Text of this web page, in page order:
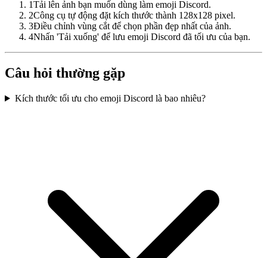
1Tải lên ảnh bạn muốn dùng làm emoji Discord.
2Công cụ tự động đặt kích thước thành 128x128 pixel.
3Điều chỉnh vùng cắt để chọn phần đẹp nhất của ảnh.
4Nhấn 'Tải xuống' để lưu emoji Discord đã tối ưu của bạn.
Câu hỏi thường gặp
Kích thước tối ưu cho emoji Discord là bao nhiêu?